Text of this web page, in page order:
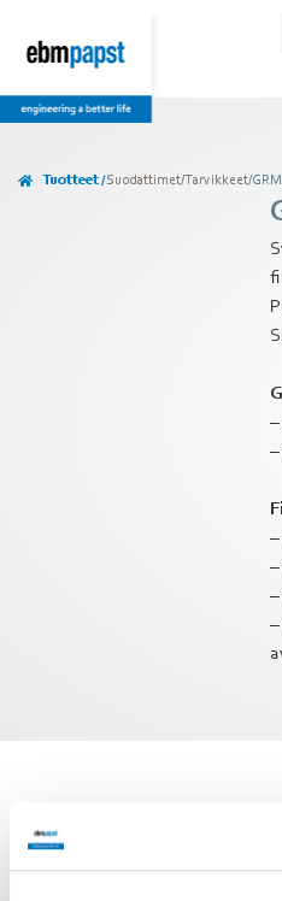
Tuotteet /Suodattimet/Tarvikkeet/